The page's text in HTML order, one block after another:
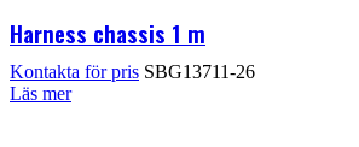
Harness chassis 1 m
Kontakta för pris SBG13711-26
Läs mer